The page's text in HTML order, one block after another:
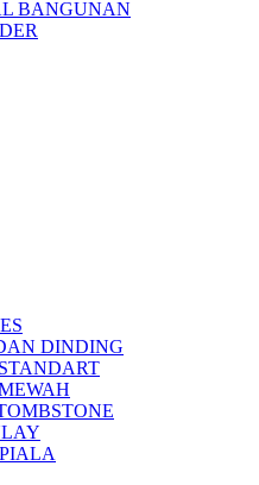
BANGUNAN
DINDING